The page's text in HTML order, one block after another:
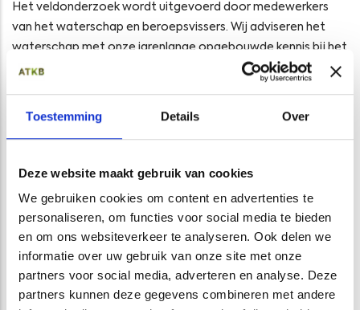
Toestemming Details Over
Deze website maakt gebruik van cookies
We gebruiken cookies om content en advertenties te
personaliseren, om functies voor social media te bieden
en om ons websiteverkeer te analyseren. Ook delen we
informatie over uw gebruik van onze site met onze
partners voor social media, adverteren en analyse. Deze
partners kunnen deze gegevens combineren met andere
Het veldonderzoek wordt uitgevoerd door medewerkers
van het waterschap en beroepsvissers. Wij adviseren het
waterschap met onze jarenlange opgebouwde kennis bij het
uitvoeren van het onderzoek en bij het opstellen van het
Dit alles met het doel het creëren en behouden van gezonde
Neem contact met ons op via
Lees meer: wetterskipfryslan.nl/news/we-beginnen-pilot-met-
wegvangen-invasieve-rivierkreeften